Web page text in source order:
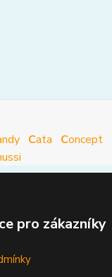
Cata Concept
pro zákazníky